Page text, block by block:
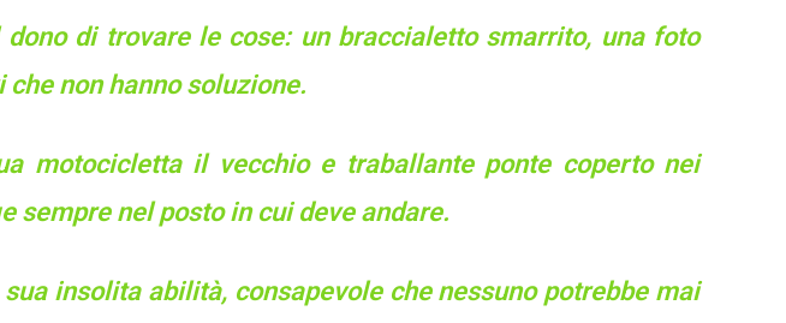
di trovare le cose: un braccialetto smarrito, una foto
non hanno soluzione.
motocicletta il vecchio e traballante ponte coperto nei
sempre nel posto in cui deve andare.
insolita abilità, consapevole che nessuno potrebbe mai